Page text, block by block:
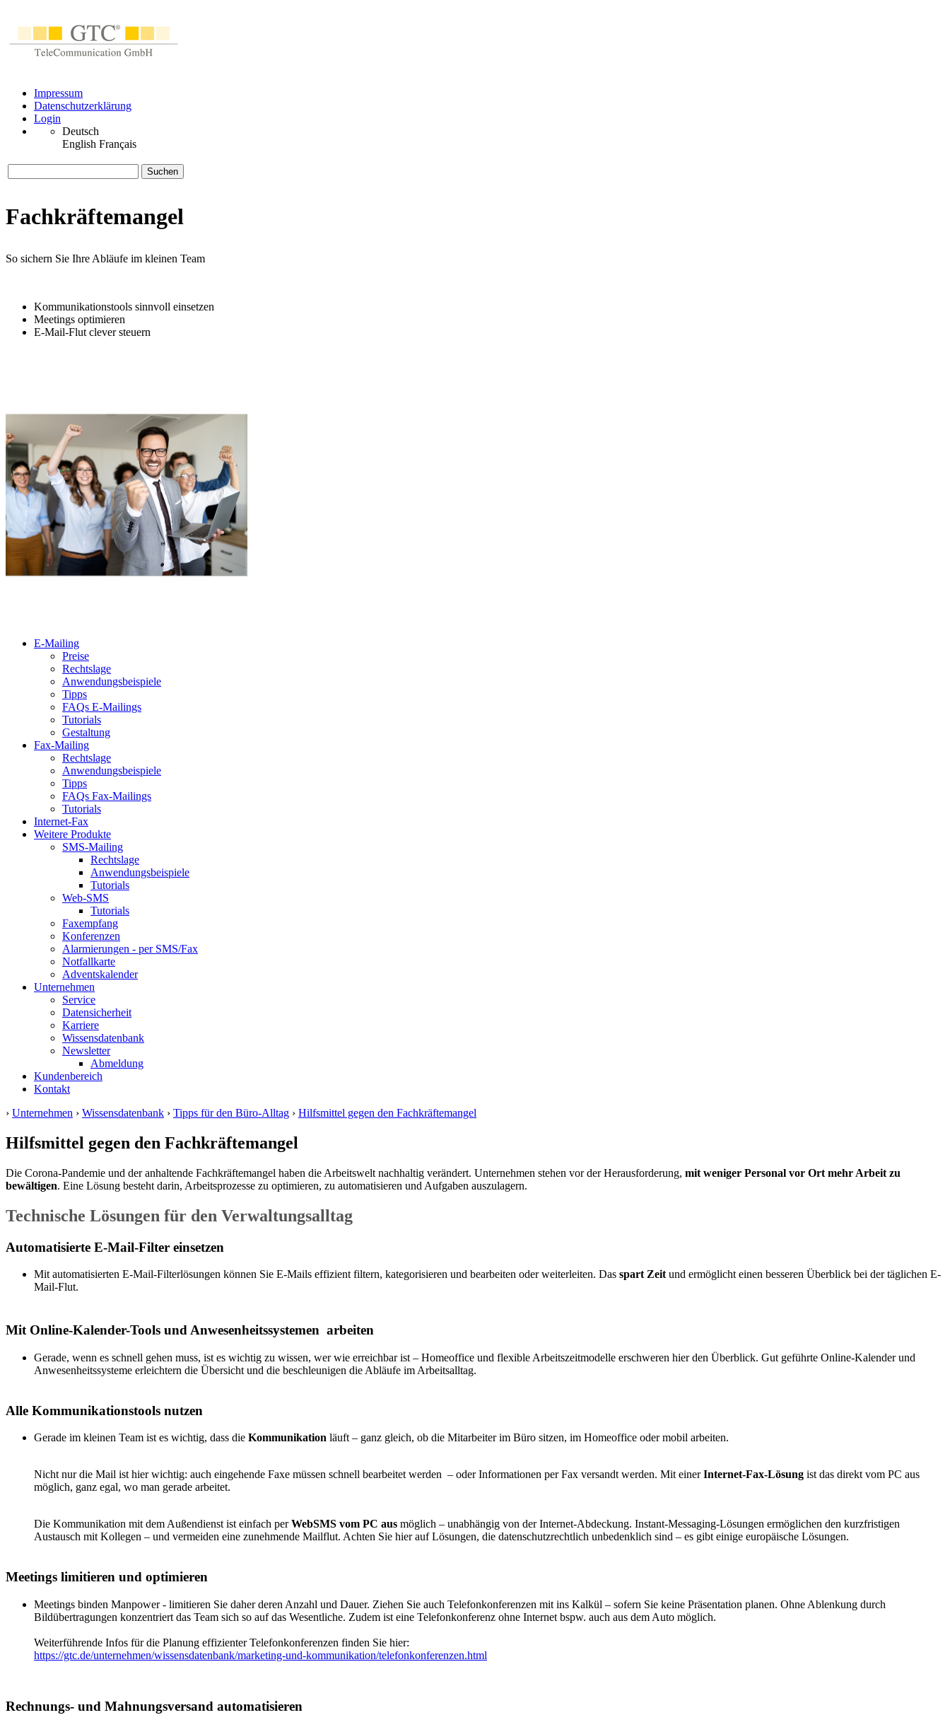
Impressum
Datenschutzerklärung
Login
Deutsch
English Français
Suchen
Fachkräftemangel
So sichern Sie Ihre Abläufe im kleinen Team
Kommunikationstools sinnvoll einsetzen
Meetings optimieren
E-Mail-Flut clever steuern
E-Mailing
Preise
Rechtslage
Anwendungsbeispiele
Tipps
FAQs E-Mailings
Tutorials
Gestaltung
Fax-Mailing
Rechtslage
Anwendungsbeispiele
Tipps
FAQs Fax-Mailings
Tutorials
Internet-Fax
Weitere Produkte
SMS-Mailing
Rechtslage
Anwendungsbeispiele
Tutorials
Web-SMS
Tutorials
Faxempfang
Konferenzen
Alarmierungen - per SMS/Fax
Notfallkarte
Adventskalender
Unternehmen
Service
Datensicherheit
Karriere
Wissensdatenbank
Newsletter
Abmeldung
Kundenbereich
Kontakt
› Unternehmen › Wissensdatenbank › Tipps für den Büro-Alltag › Hilfsmittel gegen den Fachkräftemangel
Hilfsmittel gegen den Fachkräftemangel
Die Corona-Pandemie und der anhaltende Fachkräftemangel haben die Arbeitswelt nachhaltig verändert. Unternehmen stehen vor der Herausforderung, mit weniger Personal vor Ort mehr Arbeit zu
bewältigen. Eine Lösung besteht darin, Arbeitsprozesse zu optimieren, zu automatisieren und Aufgaben auszulagern.
Technische Lösungen für den Verwaltungsalltag
Automatisierte E-Mail-Filter einsetzen
Mit automatisierten E-Mail-Filterlösungen können Sie E-Mails effizient filtern, kategorisieren und bearbeiten oder weiterleiten. Das spart Zeit und ermöglicht einen besseren Überblick bei der täglichen E-
Mail-Flut.
Mit Online-Kalender-Tools und Anwesenheitssystemen arbeiten
Gerade, wenn es schnell gehen muss, ist es wichtig zu wissen, wer wie erreichbar ist – Homeoffice und flexible Arbeitszeitmodelle erschweren hier den Überblick. Gut geführte Online-Kalender und
Anwesenheitssysteme erleichtern die Übersicht und die beschleunigen die Abläufe im Arbeitsalltag.
Alle Kommunikationstools nutzen
Gerade im kleinen Team ist es wichtig, dass die Kommunikation läuft – ganz gleich, ob die Mitarbeiter im Büro sitzen, im Homeoffice oder mobil arbeiten.
Nicht nur die Mail ist hier wichtig: auch eingehende Faxe müssen schnell bearbeitet werden – oder Informationen per Fax versandt werden. Mit einerInternet-Fax-Lösung ist das direkt vom PC aus
möglich, ganz egal, wo man gerade arbeitet.
Die Kommunikation mit dem Außendienst ist einfach perWebSMS vom PC aus möglich – unabhängig von der Internet-Abdeckung. Instant-Messaging-Lösungen ermöglichen den kurzfristigen
Austausch mit Kollegen – und vermeiden eine zunehmende Mailflut. Achten Sie hier auf Lösungen, die datenschutzrechtlich unbedenklich sind – es gibt einige europäische Lösungen.
Meetings limitieren und optimieren
Meetings binden Manpower - limitieren Sie daher deren Anzahl und Dauer. Ziehen Sie auch Telefonkonferenzen mit ins Kalkül – sofern Sie keine Präsentation planen. Ohne Ablenkung durch
Bildübertragungen konzentriert das Team sich so auf das Wesentliche. Zudem ist eine Telefonkonferenz ohne Internet bspw. auch aus dem Auto möglich.
Weiterführende Infos für die Planung effizienter Telefonkonferenzen finden Sie hier:
https://gtc.de/unternehmen/wissensdatenbank/marketing-und-kommunikation/telefonkonferenzen.html
Rechnungs- und Mahnungsversand automatisieren